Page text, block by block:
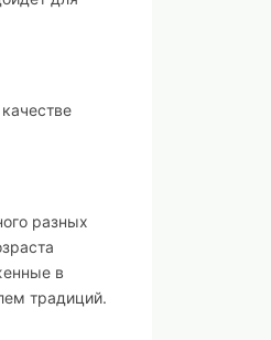
разных
в
традиций.